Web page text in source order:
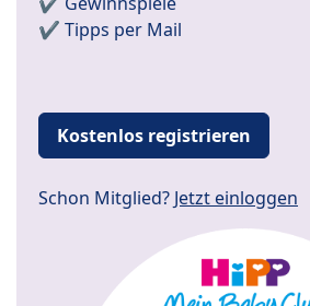
✔️ Tipps per Mail
Kostenlos registrieren
Schon Mitglied? Jetzt einloggen